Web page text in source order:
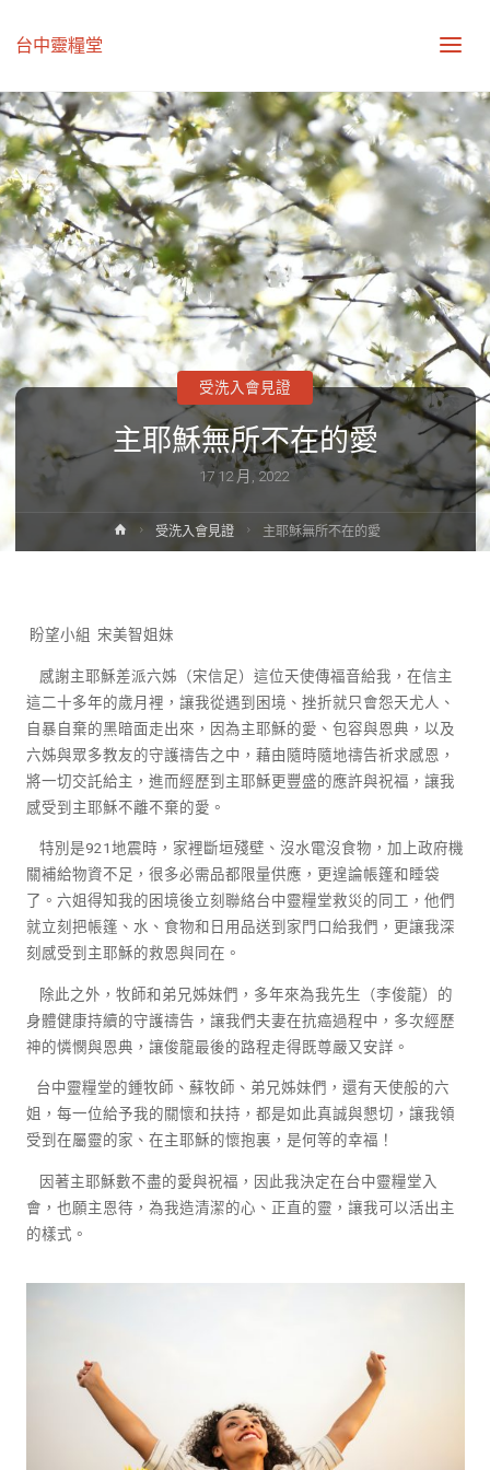
台中靈糧堂
主耶穌無所不在的愛
17 12 月, 2022
受洗入會見證
受洗入會見證 主耶穌無所不在的愛
盼望小組 宋美智姐妹
感謝主耶穌差派六姊（宋信足）這位天使傳福音給我，在信主
這二十多年的歲月裡，讓我從遇到困境、挫折就只會怨天尤人、
自暴自棄的黑暗面走出來，因為主耶穌的愛、包容與恩典，以及
六姊與眾多教友的守護禱告之中，藉由隨時隨地禱告祈求感恩，
將一切交託給主，進而經歷到主耶穌更豐盛的應許與祝福，讓我
感受到主耶穌不離不棄的愛。
特別是921地震時，家裡斷垣殘壁、沒水電沒食物，加上政府機
關補給物資不足，很多必需品都限量供應，更遑論帳篷和睡袋
了。六姐得知我的困境後立刻聯絡台中靈糧堂救災的同工，他們
就立刻把帳篷、水、食物和日用品送到家門口給我們，更讓我深
刻感受到主耶穌的救恩與同在。
除此之外，牧師和弟兄姊妹們，多年來為我先生（李俊龍）的
身體健康持續的守護禱告，讓我們夫妻在抗癌過程中，多次經歷
神的憐憫與恩典，讓俊龍最後的路程走得既尊嚴又安詳。
台中靈糧堂的鍾牧師、蘇牧師、弟兄姊妹們，還有天使般的六
姐，每一位給予我的關懷和扶持，都是如此真誠與懇切，讓我領
受到在屬靈的家、在主耶穌的懷抱裏，是何等的幸福！
因著主耶穌數不盡的愛與祝福，因此我決定在台中靈糧堂入
會，也願主恩待，為我造清潔的心、正直的靈，讓我可以活出主
的樣式。